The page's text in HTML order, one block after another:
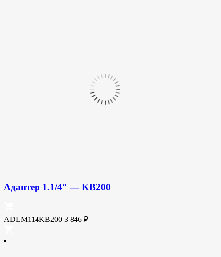
Адаптер 1.1/4″ — KB200
ADLM114KB200 3 846 ₽